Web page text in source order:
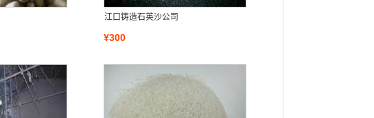
江口铸造石英沙公司
¥300